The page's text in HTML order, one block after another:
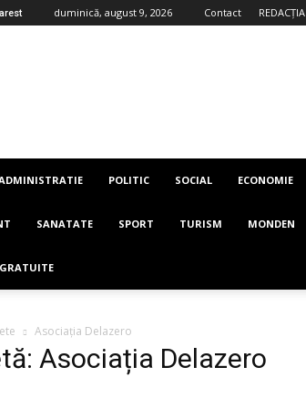
duminică, august 9, 2026 Contact REDACȚIA
POLITIC SOCIAL ECONOMIE
SANATATE SPORT TURISM MONDEN
Asociația Delazero
Asociația Delazero